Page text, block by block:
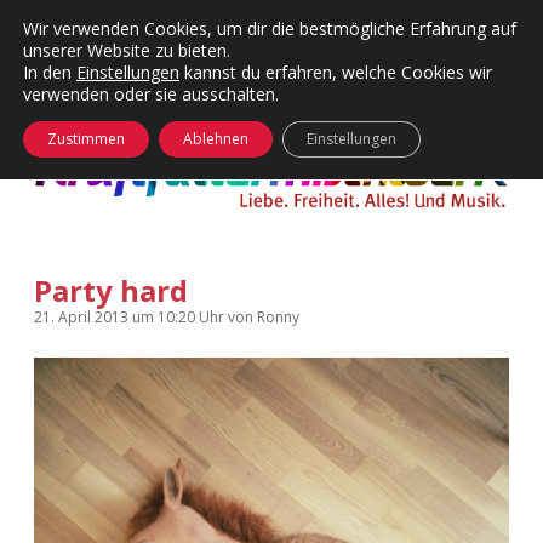
Kategorien
Menü
24 Hours Chilling
Die Wende
Kopfkinomusik
Nur mal so
Täglicher Sinnwahn
KFMW-Disco
Dates
Menü
öffnen
Adventskalender 2010
Adventskalender 2011
Adventskalender 2012
facebook
instagram
rsssoundcloud
vimeoBluesky
öffnen
Party hard
21. April 2013 um 10:20 Uhrvon Ronny
Wir verwenden Cookies, um dir die bestmögliche Erfahrung auf
unserer Website zu bieten.
In den Einstellungen kannst du erfahren, welche Cookies wir
verwenden oder sie ausschalten.
Zustimmen Ablehnen Einstellungen